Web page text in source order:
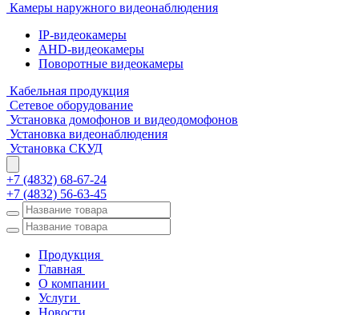
Камеры наружного видеонаблюдения
IP-видеокамеры
AHD-видеокамеры
Поворотные видеокамеры
Кабельная продукция
Сетевое оборудование
Установка домофонов и видеодомофонов
Установка видеонаблюдения
Установка СКУД
+7 (4832) 68-67-24
+7 (4832) 56-63-45
Продукция
Главная
О компании
Услуги
Новости